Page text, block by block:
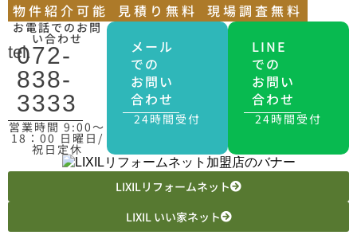
物件紹介可能
見積り無料 現場調査無料
お電話でのお問
い合わせ
tel.
072-
838-
3333
営業時間 9:00〜
18：00 日曜日/
祝日定休
メール
での
お問い
合わせ
24時間受付
LINE
での
お問い
合わせ
24時間受付
LIXILリフォームネット
LIXIL いい家ネット